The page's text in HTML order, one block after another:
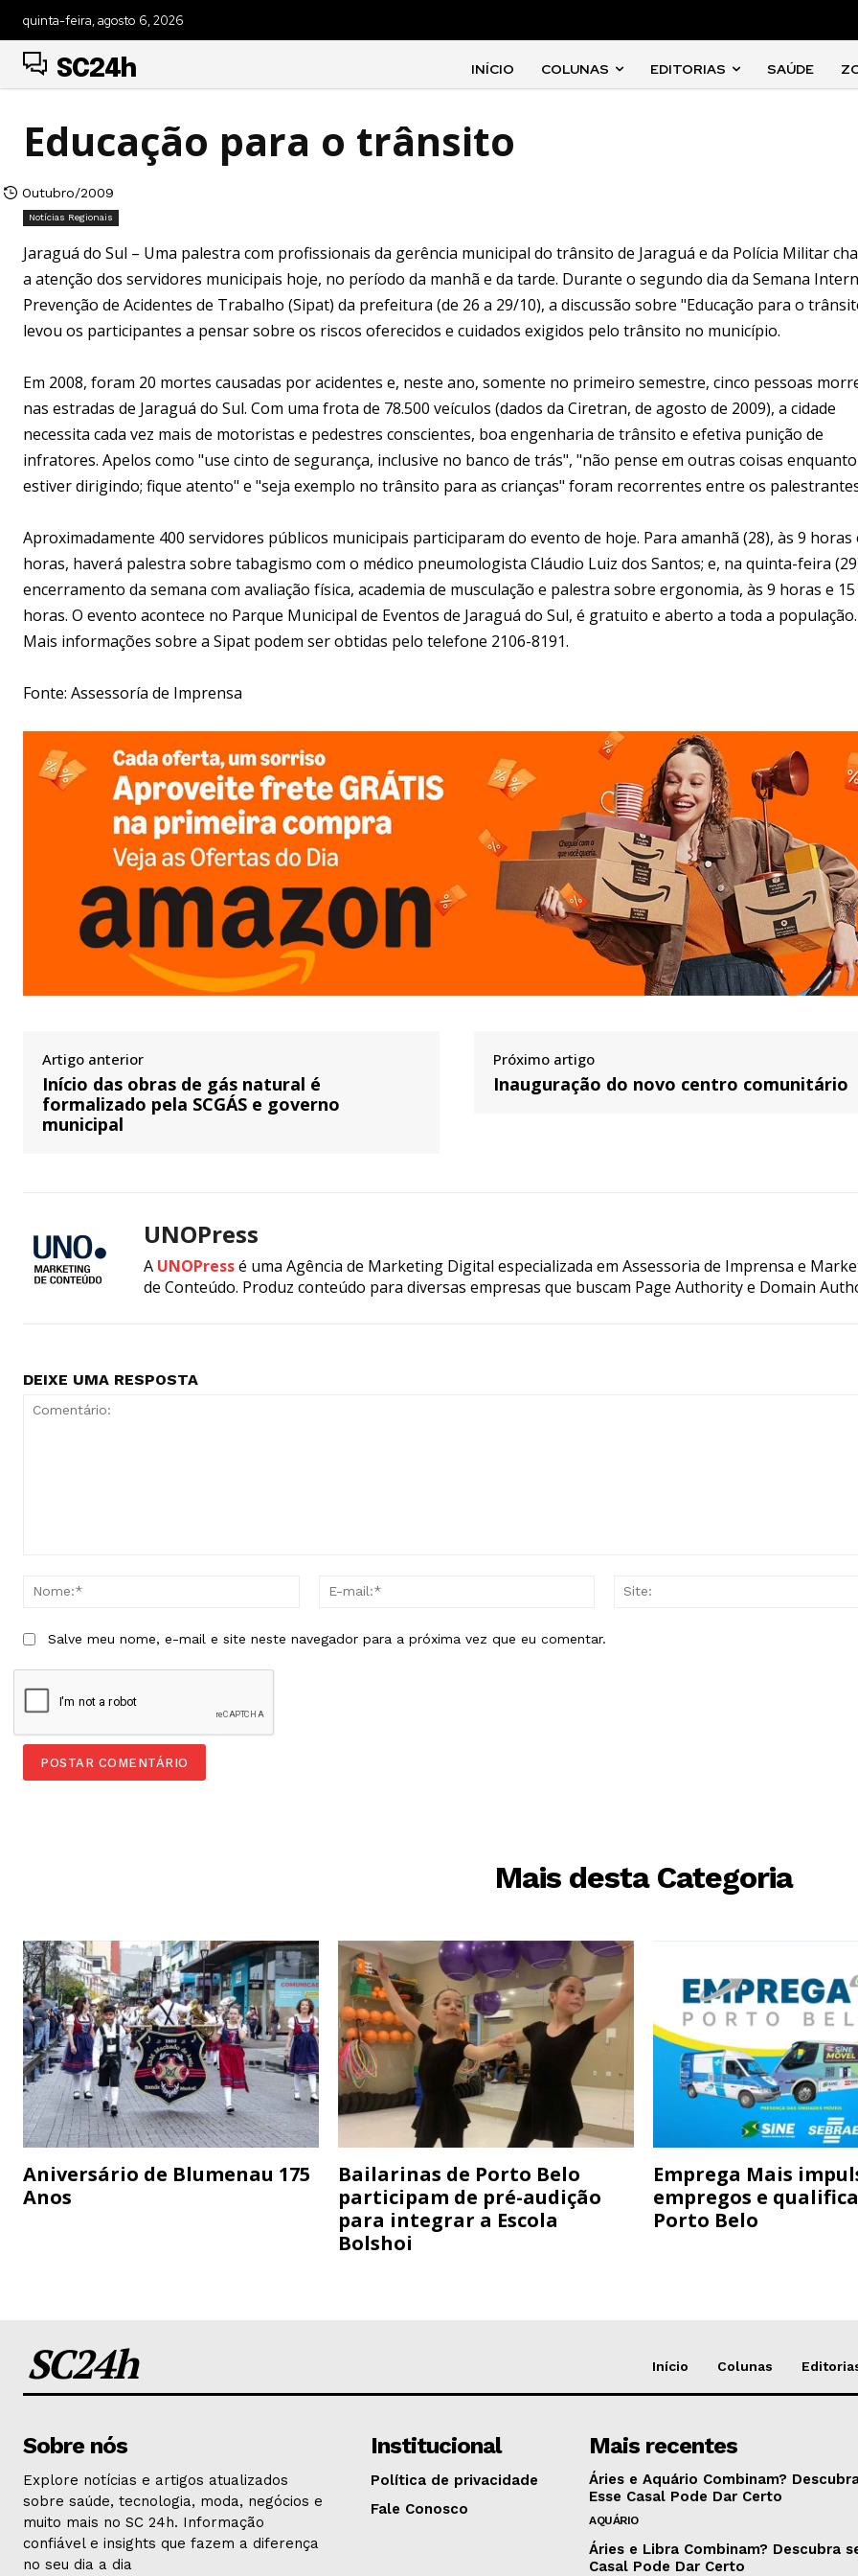
quinta-feira, agosto 6, 2026
SC24h INÍCIO COLUNAS EDITORIAS SAÚDE
Educação para o trânsito
Outubro/2009
Notícias Regionais
Jaraguá do Sul – Uma palestra com profissionais da gerência municipal do trânsito de Jaraguá e da Polícia Militar
a atenção dos servidores municipais hoje, no período da manhã e da tarde. Durante o segundo dia da Semana
Prevenção de Acidentes de Trabalho (Sipat) da prefeitura (de 26 a 29/10), a discussão sobre "Educação para o
levou os participantes a pensar sobre os riscos oferecidos e cuidados exigidos pelo trânsito no município.
Em 2008, foram 20 mortes causadas por acidentes e, neste ano, somente no primeiro semestre, cinco pessoas
nas estradas de Jaraguá do Sul. Com uma frota de 78.500 veículos (dados da Ciretran, de agosto de 2009), a cidade
necessita cada vez mais de motoristas e pedestres conscientes, boa engenharia de trânsito e efetiva punição de
infratores. Apelos como "use cinto de segurança, inclusive no banco de trás", "não pense em outras coisas enquanto
estiver dirigindo; fique atento" e "seja exemplo no trânsito para as crianças" foram recorrentes entre os
Aproximadamente 400 servidores públicos municipais participaram do evento de hoje. Para amanhã (28), às 9 horas
horas, haverá palestra sobre tabagismo com o médico pneumologista Cláudio Luiz dos Santos; e, na quinta-feira
encerramento da semana com avaliação física, academia de musculação e palestra sobre ergonomia, às 9 horas e 15
horas. O evento acontece no Parque Municipal de Eventos de Jaraguá do Sul, é gratuito e aberto a toda a população.
Mais informações sobre a Sipat podem ser obtidas pelo telefone 2106-8191.
Fonte: Assessoría de Imprensa
Artigo anterior
Início das obras de gás natural é
formalizado pela SCGÁS e governo
municipal
Próximo artigo
Inauguração do novo centro comunitário
UNOPress
A UNOPressé uma Agência de Marketing Digital especializada em Assessoria de Imprensa e
de Conteúdo. Produz conteúdo para diversas empresas que buscam Page Authority e Domain
DEIXE UMA RESPOSTA
Nome:*
Salve meu nome, e-mail e site neste navegador para a próxima vez que eu comentar.
Mais desta Categoria
Aniversário de Blumenau 175
Anos
Bailarinas de Porto Belo
participam de pré-audição
para integrar a Escola
Bolshoi
Emprega Mais
empregos e
Porto Belo
SC24h Início Colunas
Sobre nós
Explore notícias e artigos atualizados
sobre saúde, tecnologia, moda, negócios e
muito mais no SC 24h. Informação
confiável e insights que fazem a diferença
no seu dia a dia
Institucional
Política de privacidade
Fale Conosco
Mais recentes
Áries e Aquário Combinam?
Esse Casal Pode Dar Certo
AQUÁRIO
Áries e Libra Combinam? Descubra
Casal Pode Dar Certo